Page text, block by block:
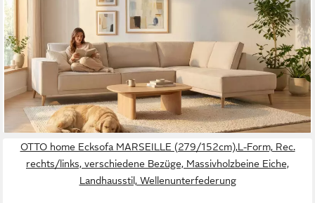
Ecksofa Oland Skandi, weicher Chenille-Stoff, L-Form, 289 cm,
Wellenunterfederung, Skandi-Design, Massivholzfüße
1.189,99 €
UVP1.523,99 €
-22%
lieferbar in 7 Wochen
OTTO home Ecksofa MARSEILLE (279/152cm),L-Form, Rec.
rechts/links, verschiedene Bezüge, Massivholzbeine Eiche,
Landhausstil, Wellenunterfederung